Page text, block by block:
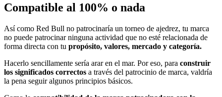
Compatible al 100% o nada
Así como Red Bull no patrocinaría un torneo de ajedrez, tu marca
no puede patrocinar ninguna actividad que no esté relacionada de
forma directa con tu propósito, valores, mercado y categoría.
Hacerlo sencillamente sería arar en el mar. Por eso, para construir
los significados correctos a través del patrocinio de marca, valdría
la pena seguir algunos principios básicos.